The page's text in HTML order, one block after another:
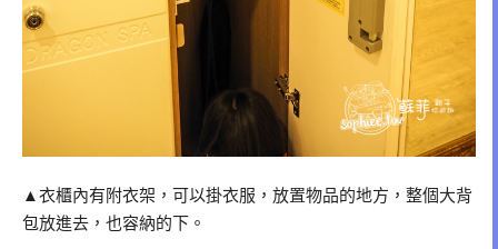
▲衣櫃內有附衣架，可以掛衣服，放置物品的地方，整個大背
包放進去，也容納的下。